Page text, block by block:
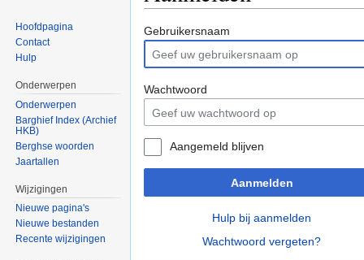
Gebruikersnaam
Wachtwoord
Aangemeld blijven
Aanmelden
Hulp bij aanmelden
Wachtwoord vergeten?
Hoofdpagina
Contact
Hulp
Onderwerpen
Onderwerpen
Barghief Index (Archief
HKB)
Berghse woorden
Jaartallen
Wijzigingen
Nieuwe pagina's
Nieuwe bestanden
Recente wijzigingen